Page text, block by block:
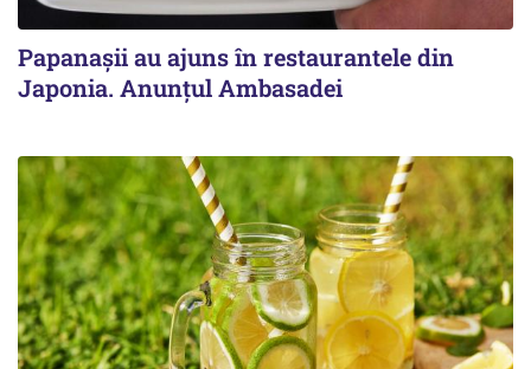
Papanașii au ajuns în restaurantele din
Japonia. Anunțul Ambasadei